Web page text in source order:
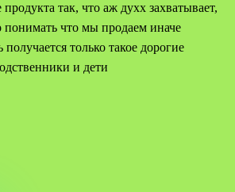
так, что аж духх захватывает,
понимать что мы продаем иначе
получается только такое дорогие
и дети